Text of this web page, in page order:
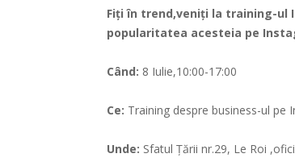
Fiți în trend,veniți la training-ul
popularitatea acesteia pe
Când: 8 Iulie,10:00-17:00
Ce: Training despre business-ul pe
Unde: Sfatul Țării nr.29, Le Roi